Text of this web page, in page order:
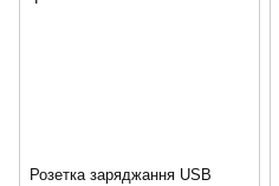
Розетка заряджання USB